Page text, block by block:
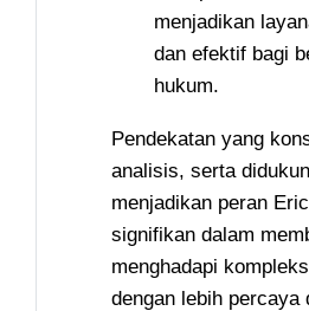
menjadikan
dan efektif bagi
hukum.
Pendekatan yang
analisis, serta
menjadikan peran
signifikan dalam
menghadapi
dengan lebih percaya